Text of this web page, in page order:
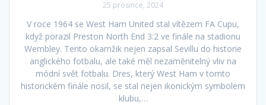
25 prosince, 2024
V roce 1964 se West Ham United stal vítězem FA Cupu,
když porazil Preston North End 3:2 ve finále na stadionu
Wembley. Tento okamžik nejen zapsal Sevillu do historie
anglického fotbalu, ale také měl nezaměnitelný vliv na
módní svět fotbalu. Dres, který West Ham v tomto
historickém finále nosil, se stal nejen ikonickým symbolem
klubu,…